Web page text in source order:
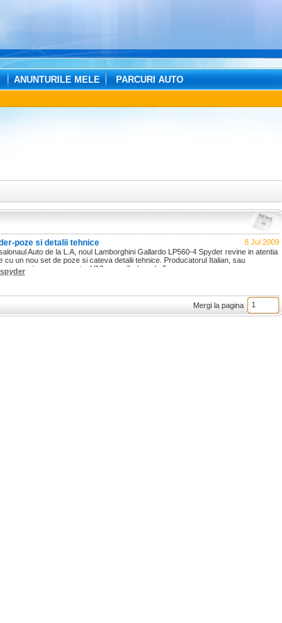
ANUNTURILE MELE PARCURI AUTO
8 Jul 2009
poze si detalii tehnice
Auto de la L.A, noul Lamborghini Gallardo LP560-4 Spyder revine in atentia
cu un nou set de poze si cateva detalii tehnice. Producatorul Italian, sau
versiune cu un motor V10 cu o cilindree de 5.
spyder
Mergi la pagina